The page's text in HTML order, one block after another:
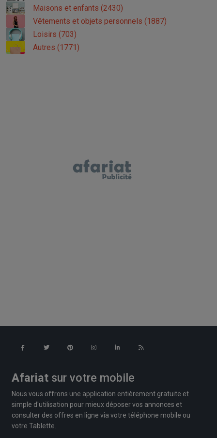
Maisons et enfants (2430)
Vêtements et objets personnels (1887)
Loisirs (703)
Autres (1771)
Afariat sur votre mobile
Nous vous offrons une application entièrement gratuite et
simple d'utilisation pour mieux déposer vos annonces et
consulter des offres en ligne via votre téléphone mobile ou
votre Tablette.